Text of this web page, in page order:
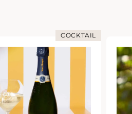
COCKTAIL